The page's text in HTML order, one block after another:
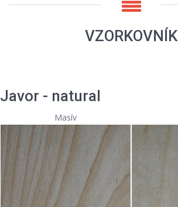
VZORKOVNÍK
Javor - natural
Masív